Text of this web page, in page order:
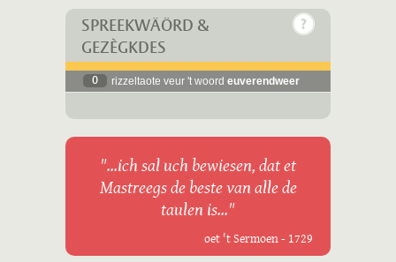
SPREEKWÄÖRD &
GEZÈGKDES
0 rizzeltaote veur 't woord euverendweer
"...ich sal uch bewiesen, dat et
Mastreegs de beste van alle de
taulen is..."
oet 't Sermoen - 1729